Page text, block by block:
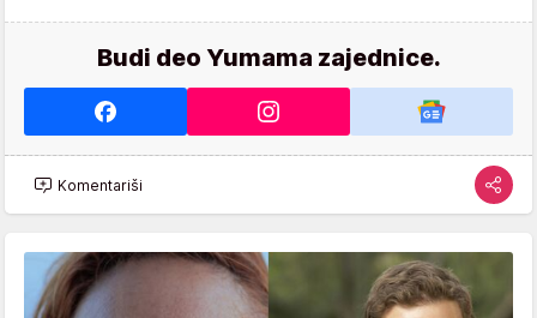
Budi deo Yumama zajednice.
Komentariši